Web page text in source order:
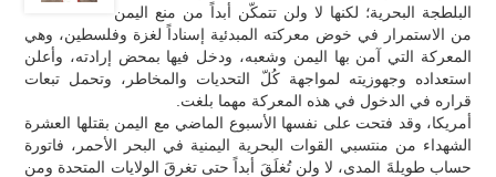
البلطجة البحرية؛ لكنها لا ولن تتمكّن أبداً من منع اليمن
من الاستمرار في خوض معركته المبدئية إسناداً لغزة وفلسطين، وهي
المعركة التي آمن بها اليمن وشعبه، ودخل فيها بمحض إرادته، وأعلن
استعداده وجهوزيته لمواجهة كُلّ التحديات والمخاطر، وتحمل تبعات
قراره في الدخول في هذه المعركة مهما بلغت.
أمريكا، وقد فتحت على نفسها الأسبوع الماضي مع اليمن بقتلها العشرة
الشهداء من منتسبي القوات البحرية اليمنية في البحر الأحمر، فاتورة
حساب طويلةَ المدى، لا ولن تُغلَقَ أبداً حتى تغرقَ الولايات المتحدة ومن